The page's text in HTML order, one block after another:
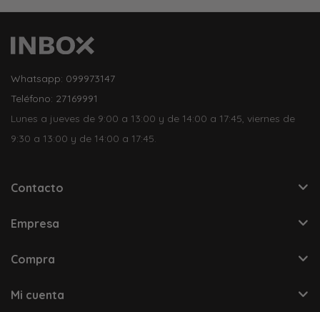
Whatsapp: 099973147
Teléfono: 27169991
Lunes a jueves de 9:00 a 13:00 y de 14:00 a 17:45, viernes de
9:30 a 13:00 y de 14:00 a 17:45.
Contacto
Empresa
Compra
Mi cuenta